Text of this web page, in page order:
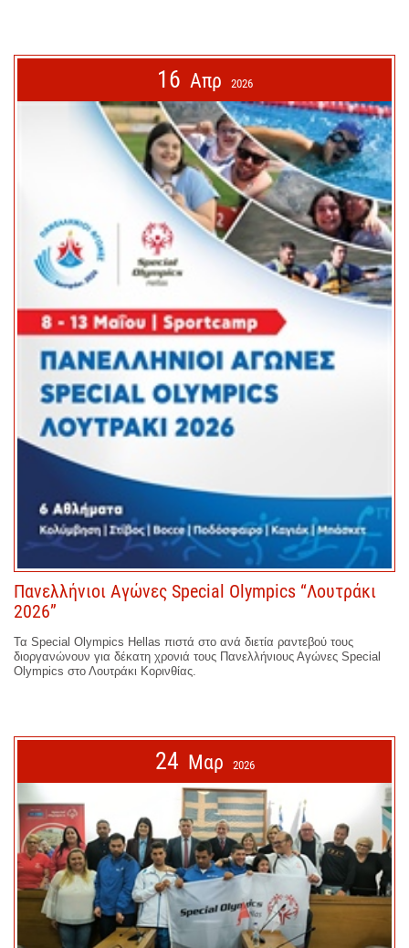
16 Απρ 2026
Πανελλήνιοι Αγώνες Special Olympics “Λουτράκι
2026”
Τα Special Olympics Hellas πιστά στο ανά διετία ραντεβού τους
διοργανώνουν για δέκατη χρονιά τους Πανελλήνιους Αγώνες Special
Olympics στο Λουτράκι Κορινθίας.
24 Μαρ 2026